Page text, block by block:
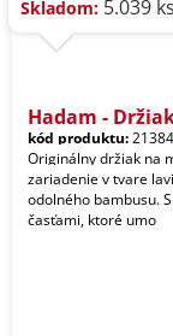
Skladom: 5.039 ks
Hadam -
kód produktu:
Originálny držiak na
zariadenie v tvare
odolného bambusu.
časťami, ktoré umo